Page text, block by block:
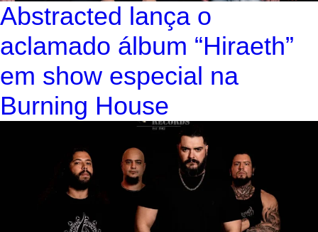
Abstracted lança o
aclamado álbum “Hiraeth”
em show especial na
Burning House